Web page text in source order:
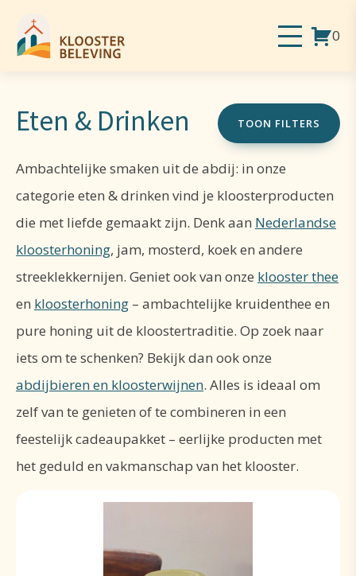
0
Eten & Drinken TOON FILTERS
Ambachtelijke smaken uit de abdij: in onze
categorie eten & drinken vind je kloosterproducten
die met liefde gemaakt zijn. Denk aan Nederlandse
kloosterhoning, jam, mosterd, koek en andere
streeklekkernijen. Geniet ook van onze klooster thee
en kloosterhoning – ambachtelijke kruidenthee en
pure honing uit de kloostertraditie. Op zoek naar
iets om te schenken? Bekijk dan ook onze
abdijbieren en kloosterwijnen. Alles is ideaal om
zelf van te genieten of te combineren in een
feestelijk cadeaupakket – eerlijke producten met
het geduld en vakmanschap van het klooster.